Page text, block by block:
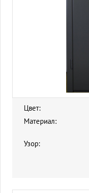
Цвет:
Материал:
Узор: